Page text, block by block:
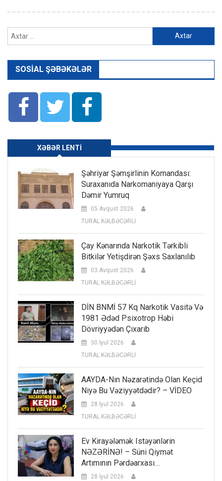
SOSIAL ŞƏBƏKƏLƏR
XƏBƏR LENTI
Şəhriyar Şəmşirlinin Komandası:
Suraxanıda Narkomaniyaya Qarşı
Dəmir Yumruq
05 Avqust 2026
TURAL KƏLBƏCƏRLİ
Çay Kənarında Narkotik Tərkibli
Bitkilər Yetişdirən Şəxs Saxlanılıb
03 Avqust 2026
TURAL KƏLBƏCƏRLİ
DİN BNMİ 57 Kq Narkotik Vasitə Və
1981 Ədəd Psixotrop Həbi
Dövriyyədən Çıxarıb
30 İyul 2026
TURAL KƏLBƏCƏRLİ
AAYDA-Nın Nəzarətində Olan Keçid
Niyə Bu Vəziyyətdədir? – VİDEO
28 İyul 2026
TURAL KƏLBƏCƏRLİ
Ev Kirayələmək Istəyənlərin
NƏZƏRİNƏ! – Süni Qiymət
Artımının Pərdəarxası…
28 İyul 2026